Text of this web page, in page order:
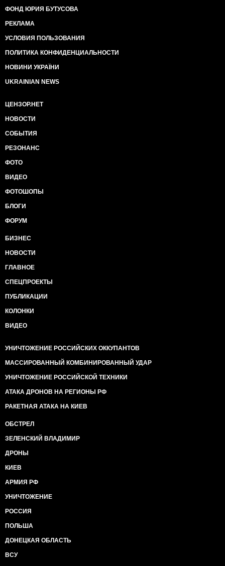
ФОНД ЮРИЯ БУТУСОВА
РЕКЛАМА
УСЛОВИЯ ПОЛЬЗОВАНИЯ
ПОЛИТИКА КОНФИДЕНЦИАЛЬНОСТИ
НОВИНИ УКРАЇНИ
UKRAINIAN NEWS
ЦЕНЗОР.НЕТ
НОВОСТИ
СОБЫТИЯ
РЕЗОНАНС
ФОТО
ВИДЕО
ФОТОШОПЫ
БЛОГИ
ФОРУМ
БИЗНЕС
НОВОСТИ
ГЛАВНОЕ
СПЕЦПРОЕКТЫ
ПУБЛИКАЦИИ
КОЛОНКИ
ВИДЕО
УНИЧТОЖЕНИЕ РОССИЙСКИХ ОККУПАНТОВ
МАССИРОВАННЫЙ КОМБИНИРОВАННЫЙ УДАР
УНИЧТОЖЕНИЕ РОССИЙСКОЙ ТЕХНИКИ
АТАКА ДРОНОВ НА РЕГИОНЫ РФ
РАКЕТНАЯ АТАКА НА КИЕВ
ОБСТРЕЛ
ЗЕЛЕНСКИЙ ВЛАДИМИР
ДРОНЫ
КИЕВ
АРМИЯ РФ
УНИЧТОЖЕНИЕ
РОССИЯ
ПОЛЬША
ДОНЕЦКАЯ ОБЛАСТЬ
ВСУ